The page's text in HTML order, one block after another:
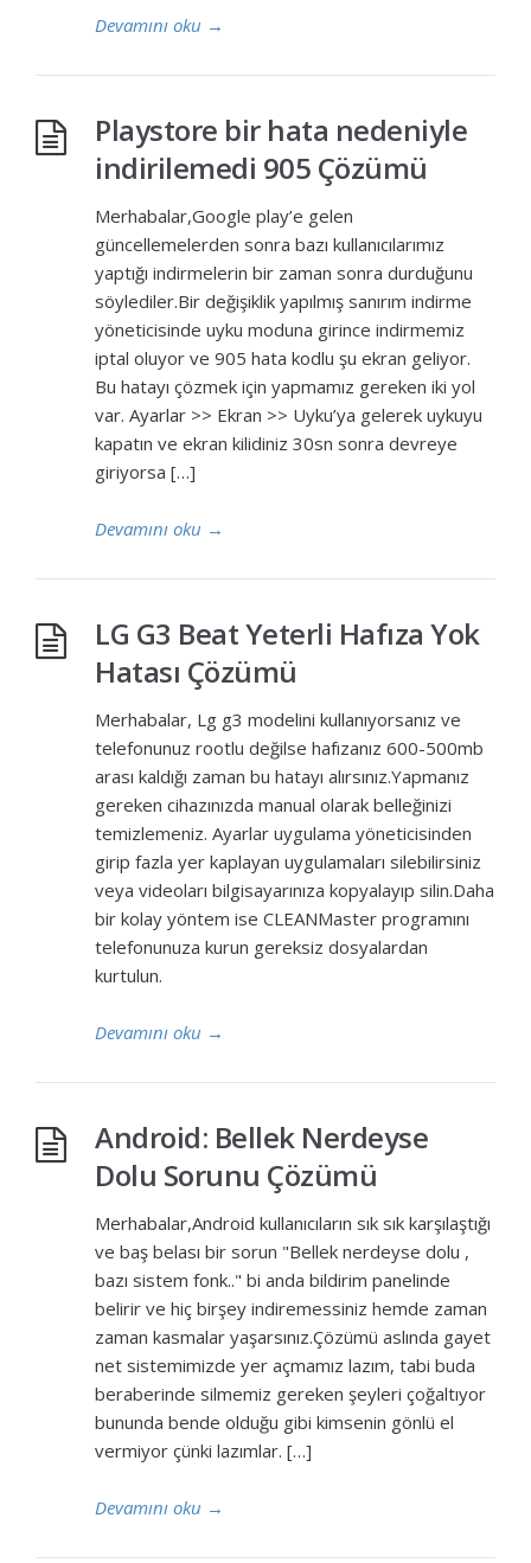
Devamını oku →
Playstore bir hata nedeniyle
indirilemedi 905 Çözümü
Merhabalar,Google play’e gelen
güncellemelerden sonra bazı kullanıcılarımız
yaptığı indirmelerin bir zaman sonra durduğunu
söylediler.Bir değişiklik yapılmış sanırım indirme
yöneticisinde uyku moduna girince indirmemiz
iptal oluyor ve 905 hata kodlu şu ekran geliyor.
Bu hatayı çözmek için yapmamız gereken iki yol
var. Ayarlar >> Ekran >> Uyku’ya gelerek uykuyu
kapatın ve ekran kilidiniz 30sn sonra devreye
giriyorsa […]
Devamını oku →
LG G3 Beat Yeterli Hafıza Yok
Hatası Çözümü
Merhabalar, Lg g3 modelini kullanıyorsanız ve
telefonunuz rootlu değilse hafızanız 600-500mb
arası kaldığı zaman bu hatayı alırsınız.Yapmanız
gereken cihazınızda manual olarak belleğinizi
temizlemeniz. Ayarlar uygulama yöneticisinden
girip fazla yer kaplayan uygulamaları silebilirsiniz
veya videoları bilgisayarınıza kopyalayıp silin.Daha
bir kolay yöntem ise CLEANMaster programını
telefonunuza kurun gereksiz dosyalardan
kurtulun.
Devamını oku →
Android: Bellek Nerdeyse
Dolu Sorunu Çözümü
Merhabalar,Android kullanıcıların sık sık karşılaştığı
ve baş belası bir sorun "Bellek nerdeyse dolu ,
bazı sistem fonk.." bi anda bildirim panelinde
belirir ve hiç birşey indiremessiniz hemde zaman
zaman kasmalar yaşarsınız.Çözümü aslında gayet
net sistemimizde yer açmamız lazım, tabi buda
beraberinde silmemiz gereken şeyleri çoğaltıyor
bununda bende olduğu gibi kimsenin gönlü el
vermiyor çünki lazımlar. […]
Devamını oku →